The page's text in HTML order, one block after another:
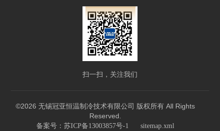
扫一扫，关注我们
©2026 无锡冠亚恒温制冷技术有限公司 版权所有 All Rights
Reserved.
备案号：苏ICP备13003857号-1 sitemap.xml